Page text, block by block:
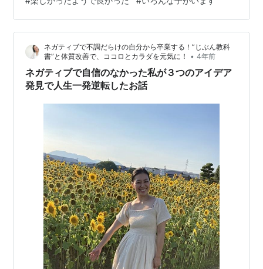
ことはできません」と検査結果の説明で聞きました。 次
男は長男よりも「〇〇してきた」ということは多かった
ように思いますが、物凄く覚えているなという感じでも
なく、やっぱりその後のWISC−Ⅳで「ワーキングメモリ
ー」が低めであ…
ネガティブで不調だらけの自分から卒業する！”じぶん教科
書”と体質改善で、ココロとカラダを元気に！
• 4年前
ネガティブで自信のなかった私が３つのアイデア
発見で人生一発逆転したお話